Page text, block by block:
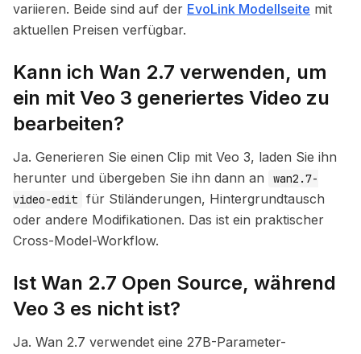
variieren. Beide sind auf der EvoLink Modellseite mit
aktuellen Preisen verfügbar.
Kann ich Wan 2.7 verwenden, um
ein mit Veo 3 generiertes Video zu
bearbeiten?
Ja. Generieren Sie einen Clip mit Veo 3, laden Sie ihn
herunter und übergeben Sie ihn dann an
wan2.7-
video-edit
für Stiländerungen, Hintergrundtausch
oder andere Modifikationen. Das ist ein praktischer
Cross-Model-Workflow.
Ist Wan 2.7 Open Source, während
Veo 3 es nicht ist?
Ja. Wan 2.7 verwendet eine 27B-Parameter-